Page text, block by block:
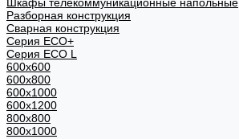
Разборная конструкция
Сварная конструкция
Серия ECO+
Серия ECO L
600x600
600x800
600х1000
600х1200
800x800
800х1000